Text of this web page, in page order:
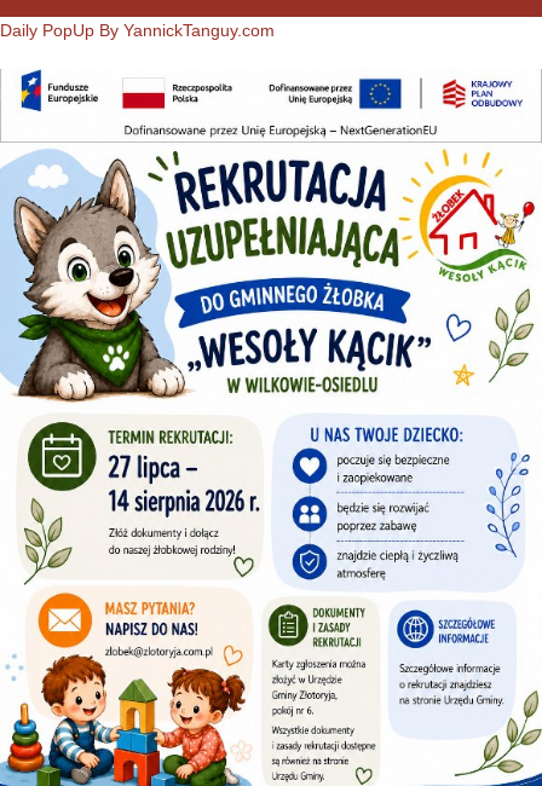
Daily PopUp By YannickTanguy.com